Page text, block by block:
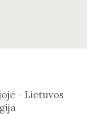
- Lietuvos